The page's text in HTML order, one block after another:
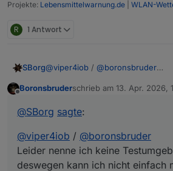
Projekte: Lebensmittelwarnung.de WLAN-
R 1 Antwort
SBorg@viper4iob / @boronsbruder
deswegen kann ich nicht einfach
Zumindest hat sich die
der URL mit zu übergeben. Der
anders um.
Anstelle von
müsste eigentlich ein
Boronsbruderschrieb am 13. Apr. 2026,
zuletzt editiert von
@SBorg sagte:
@viper4iob / @boronsbruder
Leider nenne ich keine
deswegen kann ich nicht einfach